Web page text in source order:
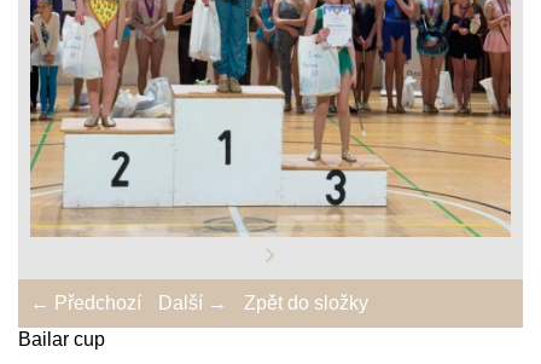
← Předchozí Další →
Zpět do složky
Bailar cup